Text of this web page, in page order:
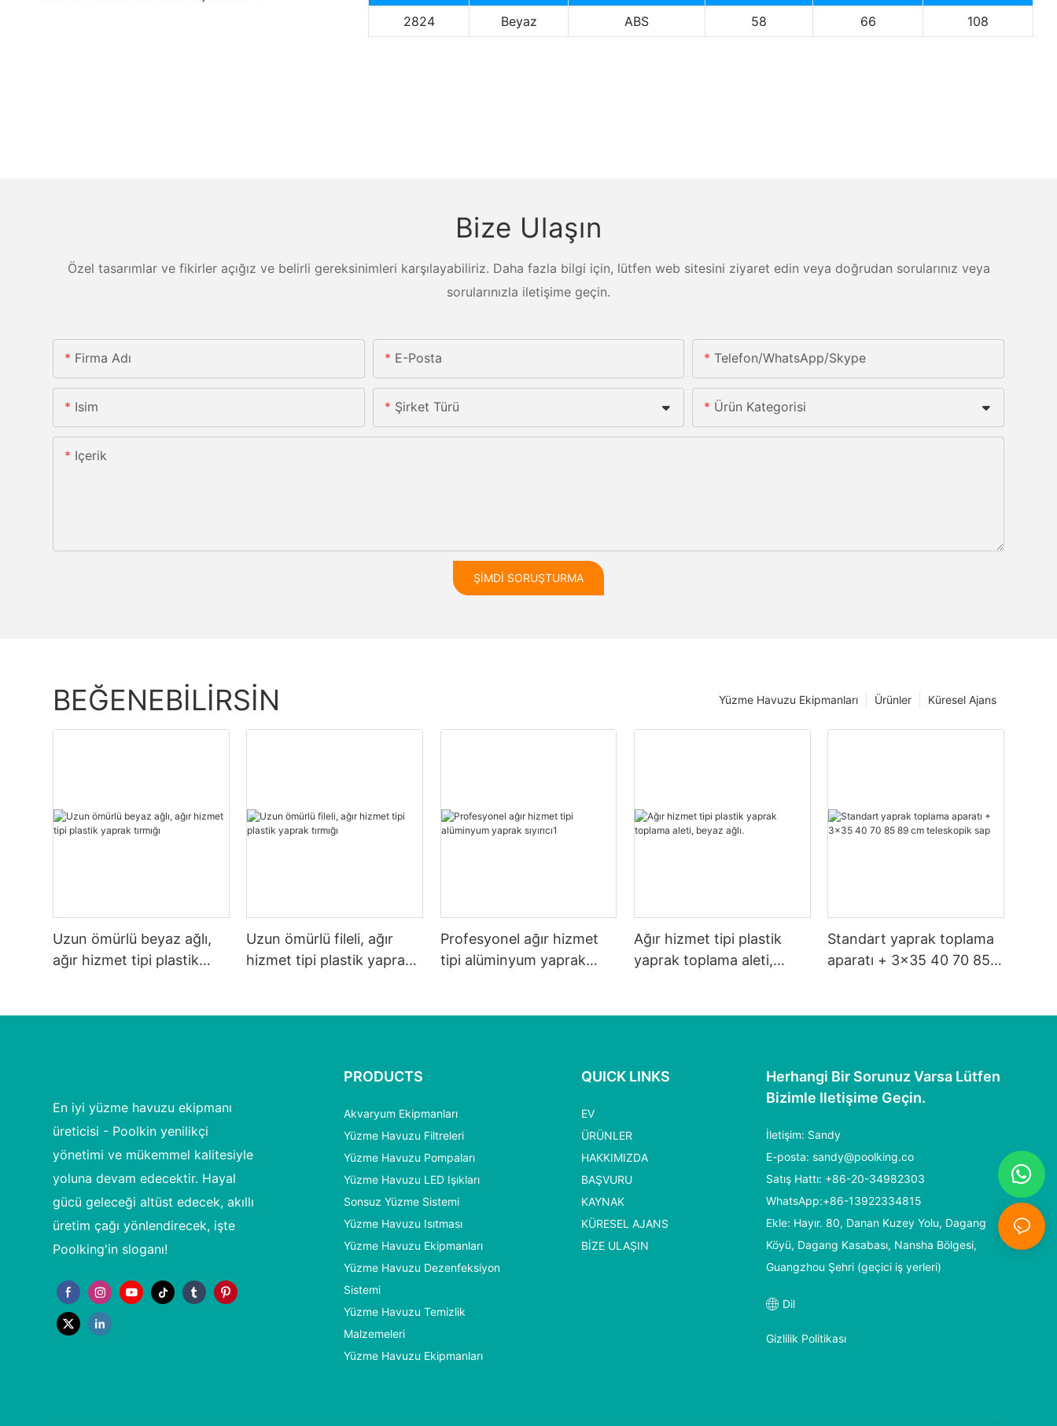
2824
Beyaz ABS 58 66 108
Bize Ulaşın
Özel tasarımlar ve fikirler açığız ve belirli gereksinimleri karşılayabiliriz. Daha fazla bilgi için, lütfen web sitesini ziyaret edin veya doğrudan sorularınız veya
sorularınızla iletişime geçin.
Firma Adı E-Posta Telefon/whatsApp/skype
Isim Şirket Türü Ürün Kategorisi
Içerik
ŞIMDI SORUŞTURMA
BEĞENEBILIRSIN Küresel Ajans
Ürünler
Yüzme Havuzu Ekipmanları
Uzun ömürlü beyaz ağlı,
ağır hizmet tipi plastik
Uzun ömürlü fileli, ağır
hizmet tipi plastik yaprak
Profesyonel ağır hizmet
tipi alüminyum yaprak
Ağır hizmet tipi plastik
yaprak toplama aleti,
Standart yaprak toplama
aparatı + 3x35 40 70 85
En iyi yüzme havuzu ekipmanı
üreticisi - Poolkin yenilikçi
yönetimi ve mükemmel kalitesiyle
yoluna devam edecektir. Hayal
gücü geleceği altüst edecek, akıllı
üretim çağı yönlendirecek, işte
Poolking'in sloganı!
PRODUCTS
Akvaryum Ekipmanları
Yüzme Havuzu Filtreleri
Yüzme Havuzu Pompaları
Yüzme Havuzu LED Işıkları
Sonsuz Yüzme Sistemi
Yüzme Havuzu Isıtması
Yüzme Havuzu Ekipmanları
Yüzme Havuzu Dezenfeksiyon
Sistemi
Yüzme Havuzu Temizlik
Malzemeleri
Yüzme Havuzu Ekipmanları
QUICK LINKS
EV
ÜRÜNLER
HAKKIMIZDA
BAŞVURU
KAYNAK
KÜRESEL AJANS
BIZE ULAŞIN
Herhangi Bir Sorunuz Varsa Lütfen
Bizimle Iletişime Geçin.
İletişim: Sandy
E-posta:sandy@poolking.co
Satış Hattı: +86-20-34982303
WhatsApp:+86-13922334815
Ekle: Hayır. 80, Danan Kuzey Yolu, Dagang
Köyü, Dagang Kasabası, Nansha Bölgesi,
Guangzhou Şehri (geçici iş yerleri)
Dil
Gizlilik Politikası